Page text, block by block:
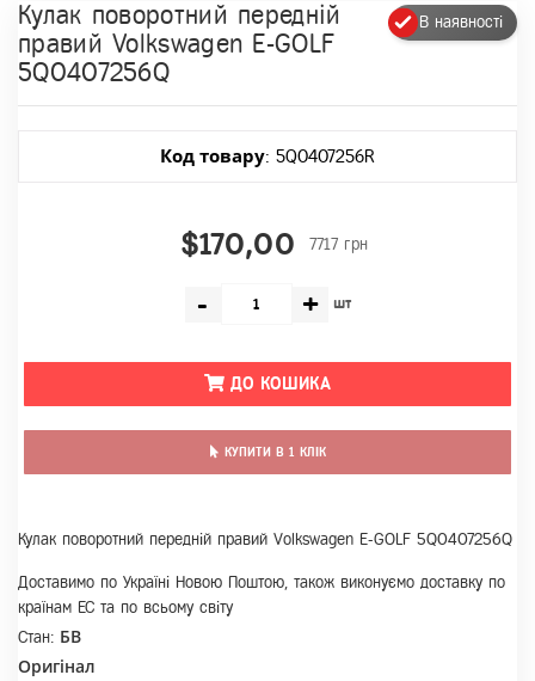
В наявності
Кулак поворотний передній
правий Volkswagen E-GOLF
5Q0407256Q
Код товару: 5Q0407256R
$170,00 7717 грн
- + шт
ДО КОШИКА
КУПИТИ В 1 КЛІК
Кулак поворотний передній правий Volkswagen E-GOLF 5Q0407256Q
Доставимо по Україні Новою Поштою, також виконуємо доставку по
країнам ЕС та по всьому світу
Стан: БВ
Оригінал